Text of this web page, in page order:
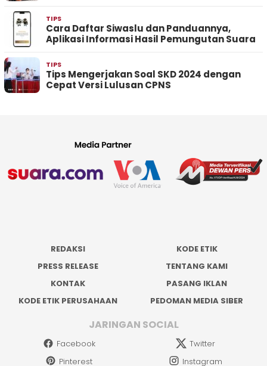
TIPS
Cara Daftar Siwaslu dan Panduannya,
Aplikasi Informasi Hasil Pemungutan Suara
TIPS
Tips Mengerjakan Soal SKD 2024 dengan
Cepat Versi Lulusan CPNS
REDAKSI
KODE ETIK
PRESS RELEASE
TENTANG KAMI
KONTAK
PASANG IKLAN
KODE ETIK PERUSAHAAN
PEDOMAN MEDIA SIBER
JARINGAN SOCIAL
Facebook
Twitter
Pinterest
Instagram